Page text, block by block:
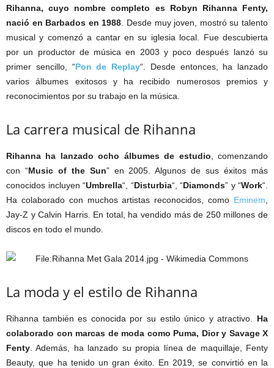
Rihanna, cuyo nombre completo es Robyn Rihanna Fenty,
nació en Barbados en 1988 . Desde muy joven, mostró su talento
musical y comenzó a cantar en su iglesia local. Fue descubierta
por un productor de música en 2003 y poco después lanzó su
primer sencillo, “Pon de Replay“. Desde entonces, ha lanzado
varios álbumes exitosos y ha recibido numerosos premios y
reconocimientos por su trabajo en la música.
La carrera musical de Rihanna
Rihanna ha lanzado ocho álbumes de estudio , comenzando
con “Music of the Sun” en 2005. Algunos de sus éxitos más
conocidos incluyen “Umbrella“, “Disturbia“, “Diamonds” y “Work“.
Ha colaborado con muchos artistas reconocidos, como Eminem
Jay-Z y Calvin Harris. En total, ha vendido más de 250 millones de
discos en todo el mundo.
La moda y el estilo de Rihanna
Rihanna también es conocida por su estilo único y atractivo. Ha
colaborado con marcas de moda como Puma, Dior y Savage X
Fenty . Además, ha lanzado su propia línea de maquillaje, Fenty
Beauty, que ha tenido un gran éxito. En 2019, se convirtió en la